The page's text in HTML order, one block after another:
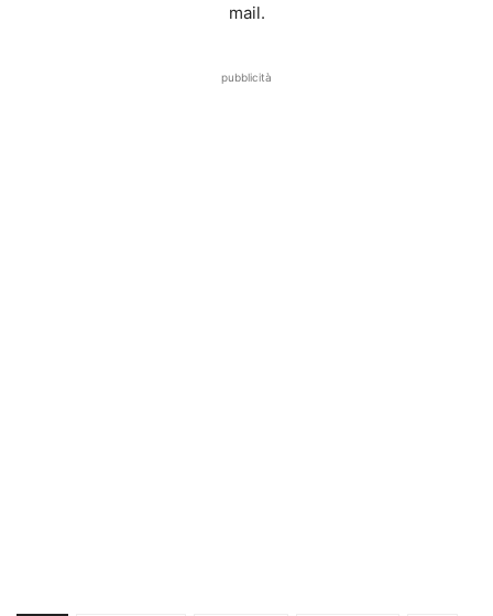
mail.
pubblicità